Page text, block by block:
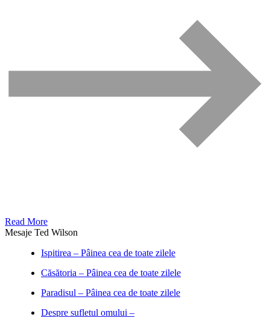
Read More
Mesaje Ted Wilson
Ispitirea – Pâinea cea de toate zilele
Căsătoria – Pâinea cea de toate zilele
Paradisul – Pâinea cea de toate zilele
Despre sufletul omului –